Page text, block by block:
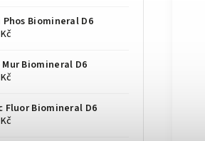
Phos Biomineral D6
Biomineral D6
Fluor Biomineral D6